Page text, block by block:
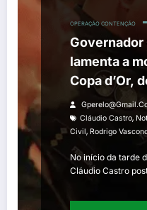
OPERAÇÃO CONTENÇÃO
Governador
lamenta a
Copa d’Or,
envolvido
Contenção
Cláudio Castro,
Civil, Rodrigo
No início da tarde
Cláudio Castro